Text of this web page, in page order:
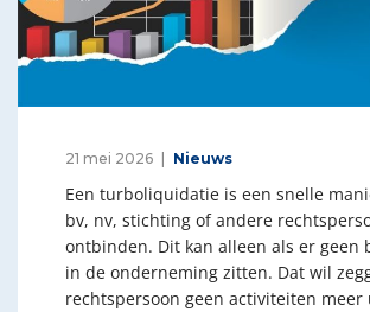
21 mei 2026 Nieuws
Een turboliquidatie is een snelle
bv, nv, stichting of andere
ontbinden. Dit kan alleen als er geen
in de onderneming zitten. Dat wil
rechtspersoon geen activiteiten meer